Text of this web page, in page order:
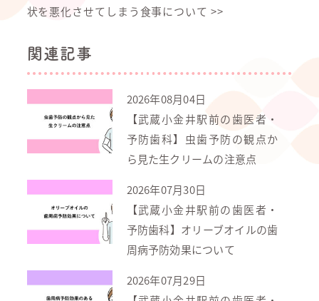
状を悪化させてしまう食事について >>
関連記事
2026年08月04日
【武蔵小金井駅前の歯医者・
予防歯科】虫歯予防の観点か
ら見た生クリームの注意点
2026年07月30日
【武蔵小金井駅前の歯医者・
予防歯科】オリーブオイルの歯
周病予防効果について
2026年07月29日